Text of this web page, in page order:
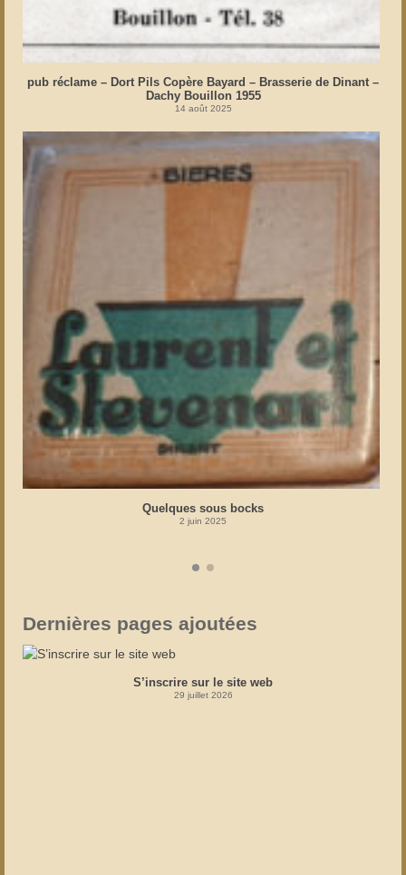
pub réclame – Dort Pils Copère Bayard – Brasserie de Dinant –
Dachy Bouillon 1955
14 août 2025
Quelques sous bocks
2 juin 2025
Dernières pages ajoutées
S’inscrire sur le site web
29 juillet 2026